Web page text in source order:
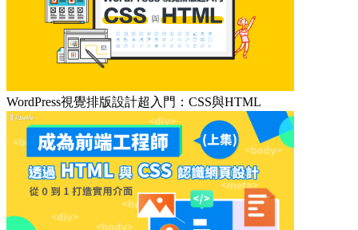
WordPress視覺排版設計超入門：CSS與HTML